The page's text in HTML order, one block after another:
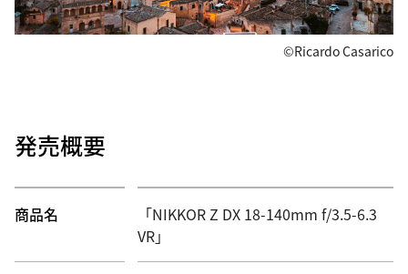
©Ricardo Casarico
発売概要
商品名
「NIKKOR Z DX 18-140mm f/3.5-6.3
VR」